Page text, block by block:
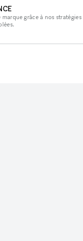
grâce à nos stratégies